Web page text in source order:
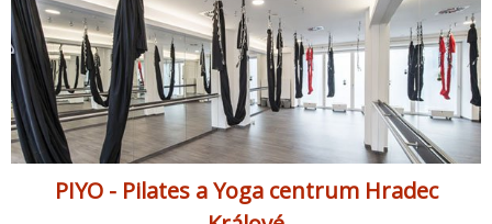
PIYO - Pilates a Yoga centrum Hradec